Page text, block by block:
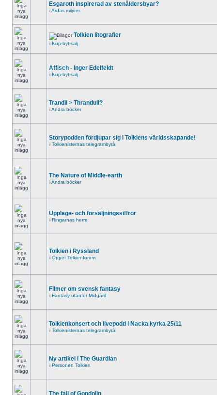
Esgaroth inspirerad av stenåldersbyar?
iArdas miljöer
Tolkien litografier
i Köp-byt-sälj
Affisch - Inger Edelfeldt
i Köp-byt-sälj
Trandil > Thranduil?
iAndra böcker
Storypodden fördjupar sig i Tolkiens världsskapande!
i Tolkienisternas telegrambyrå
The Nature of Middle-earth
iAndra böcker
Upplage- och försäljningssiffror
i Ringarnas herre
Tolkien i Ryssland
i Öppet Tolkienforum
Filmer om svensk fantasy
i Fantasy utanför Midgård
Tolkienkonsert och livepodd i Nacka kyrka 25/11
i Tolkienisternas telegrambyrå
Ny artikel i The Guardian
i Personen Tolkien
The fall of Gondolin